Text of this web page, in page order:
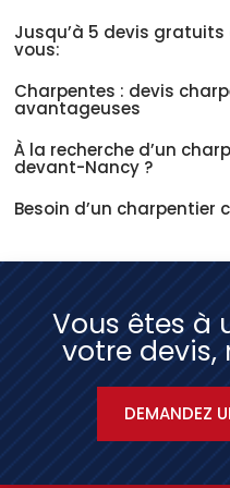
Jusqu’à 5 devis gratuits
vous:
Charpentes : devis
avantageuses
À la recherche d’un
devant-Nancy ?
Besoin d’un charpentier
Vous êtes à
votre devis,
DEMANDEZ